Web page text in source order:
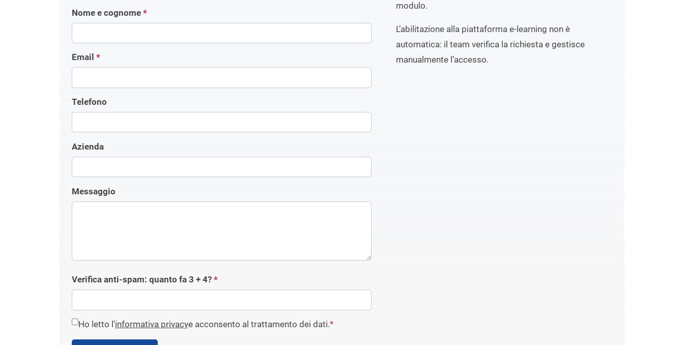
Nome e cognome *
Email *
Telefono
Azienda
Messaggio
Verifica anti-spam: quanto fa 3 + 4? *
Ho letto l'informativa privacye acconsento al trattamento dei dati.*
modulo.
L’abilitazione alla piattaforma e-learning non è
automatica: il team verifica la richiesta e gestisce
manualmente l’accesso.